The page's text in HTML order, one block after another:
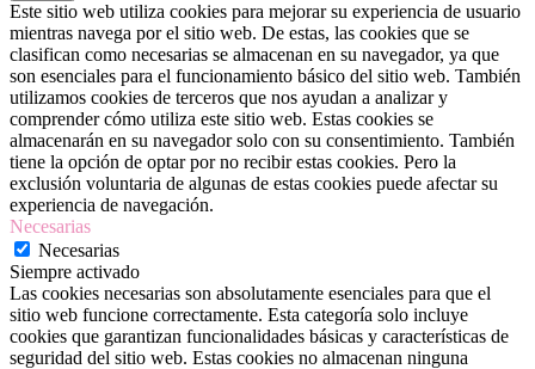
Este sitio web utiliza cookies para mejorar su experiencia de usuario
mientras navega por el sitio web. De estas, las cookies que se
clasifican como necesarias se almacenan en su navegador, ya que
son esenciales para el funcionamiento básico del sitio web. También
utilizamos cookies de terceros que nos ayudan a analizar y
comprender cómo utiliza este sitio web. Estas cookies se
almacenarán en su navegador solo con su consentimiento. También
tiene la opción de optar por no recibir estas cookies. Pero la
exclusión voluntaria de algunas de estas cookies puede afectar su
experiencia de navegación.
Necesarias
Necesarias
Siempre activado
Las cookies necesarias son absolutamente esenciales para que el
sitio web funcione correctamente. Esta categoría solo incluye
cookies que garantizan funcionalidades básicas y características de
seguridad del sitio web. Estas cookies no almacenan ninguna